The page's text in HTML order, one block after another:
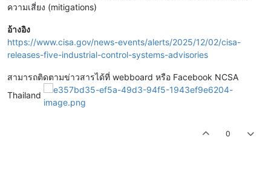
ความเสี่ยง (mitigations)
อ้างอิง
https://www.cisa.gov/news-events/alerts/2025/12/02/cisa-
releases-five-industrial-control-systems-advisories
สามารถติดตามข่าวสารได้ที่ webboard หรือ Facebook NCSA
Thailand
0